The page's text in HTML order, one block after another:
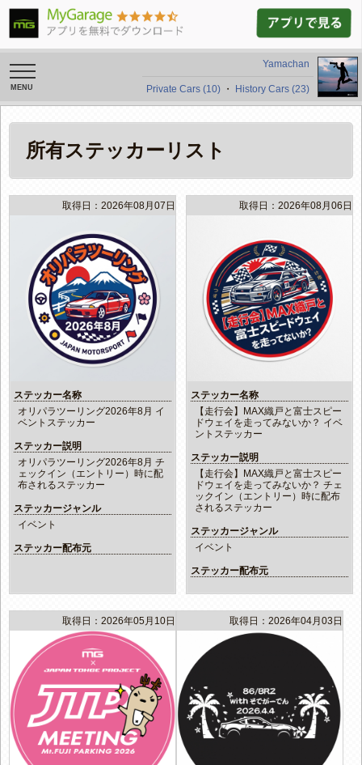
toggle
navigation
Yamachan
Private Cars (10) ・ History Cars (23)
所有ステッカーリスト
取得日：2026年08月07日
ステッカー名称
オリパラツーリング2026年8月 イ
ベントステッカー
ステッカー説明
オリパラツーリング2026年8月 チ
ェックイン（エントリー）時に配
布されるステッカー
ステッカージャンル
イベント
ステッカー配布元
取得日：2026年08月06日
ステッカー名称
【走行会】MAX織戸と富士スピー
ドウェイを走ってみないか？ イベ
ントステッカー
ステッカー説明
【走行会】MAX織戸と富士スピー
ドウェイを走ってみないか？ チェ
ックイン（エントリー）時に配布
されるステッカー
ステッカージャンル
イベント
ステッカー配布元
取得日：2026年05月10日 取得日：2026年04月03日